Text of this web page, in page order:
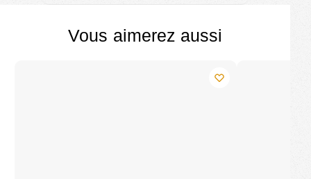
Vous aimerez aussi